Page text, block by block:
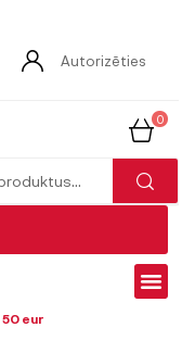
Autorizēties
0
50 eur